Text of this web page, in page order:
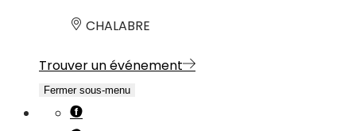
CHALABRE
Trouver un événement
Fermer sous-menu